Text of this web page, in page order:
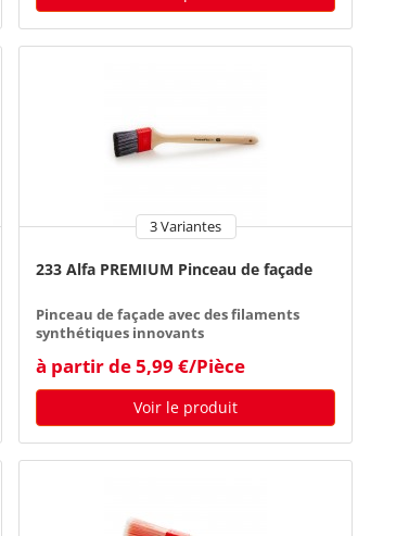
3 Variantes
233 Alfa PREMIUM Pinceau de façade
Pinceau de façade avec des filaments
synthétiques innovants
à partir de 5,99 €/Pièce
Voir le produit